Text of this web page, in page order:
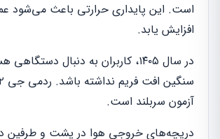
است. این پایداری حرارتی باعث می‌شود
افزایش یابد.
در سال ۱۴۰۵، کاربران به دنبال
آزمون سربلند است.
دریچه‌های خروجی هوا در پشت و طرفین